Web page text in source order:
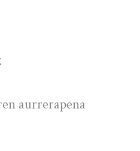
aurrerapena